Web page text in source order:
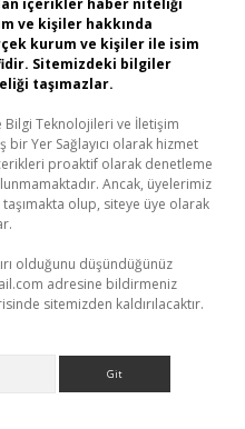
içerikler haber niteliği
ve kişiler hakkında
kurum ve kişiler ile isim
Sitemizdeki bilgiler
taşımazlar.
Bilgi Teknolojileri ve İletişim
bir Yer Sağlayıcı olarak hizmet
proaktif olarak denetleme
Ancak, üyelerimiz
olup, siteye üye olarak
olduğunu düşündüğünüz
adresine bildirmeniz
sitemizden kaldırılacaktır.